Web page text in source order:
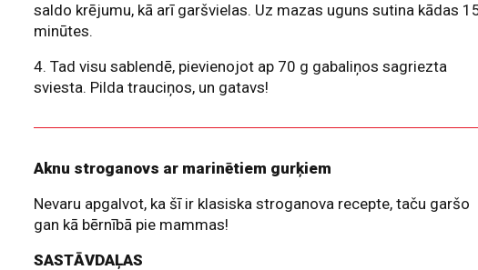
saldo krējumu, kā arī garšvielas. Uz mazas uguns sutina kādas
minūtes.
4. Tad visu sablendē, pievienojot ap 70 g gabaliņos sagriezta
sviesta. Pilda trauciņos, un gatavs!
Aknu stroganovs ar marinētiem gurķiem
Nevaru apgalvot, ka šī ir klasiska stroganova recepte, taču garšo
gan kā bērnībā pie mammas!
SASTĀVDAĻAS